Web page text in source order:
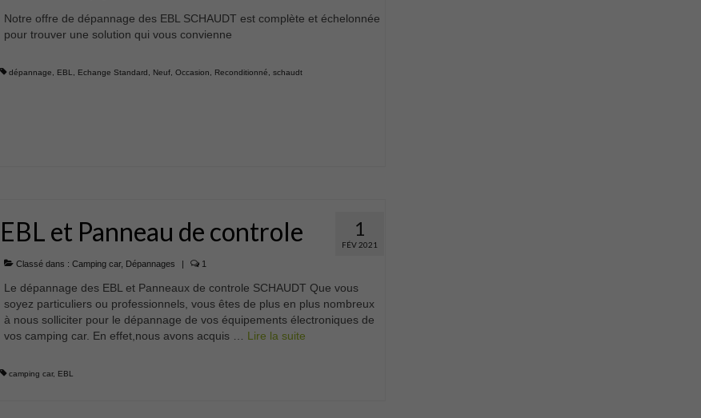
Notre offre de dépannage des EBL SCHAUDT est complète et échelonnée
pour trouver une solution qui vous convienne
dépannage EBL Echange Standard Neuf, Occasion Reconditionné schaudt
1
FÉV 2021
EBL et Panneau de controle
Classé dans : Camping car, Dépannages | 1
Le dépannage des EBL et Panneaux de controle SCHAUDT Que vous
soyez particuliers ou professionnels, vous êtes de plus en plus nombreux
à nous solliciter pour le dépannage de vos équipements électroniques de
vos camping car. En effet,nous avons acquis … Lire la suite­­
camping car, EBL